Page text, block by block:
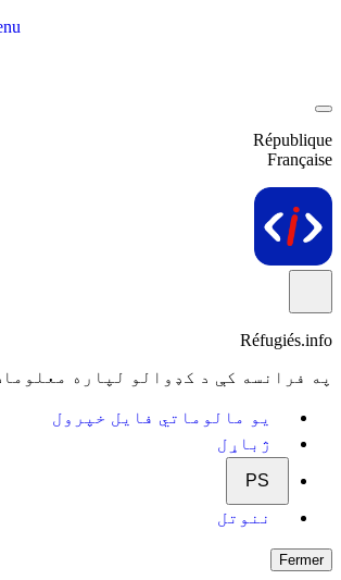
République
Française
Réfugiés.info
په فرانسه کې د کډوالو لپاره
یو مالوماتي فایل خپرول
ژباړل
PS
ننوتل
Fermer